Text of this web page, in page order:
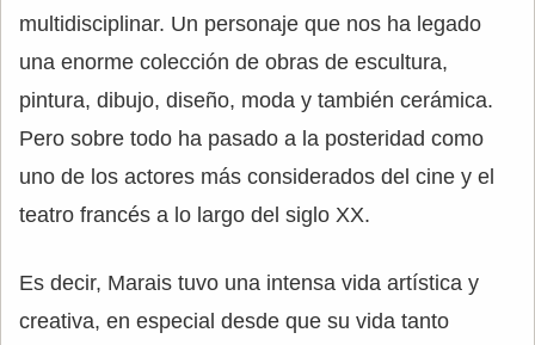
multidisciplinar. Un personaje que nos ha legado
una enorme colección de obras de escultura,
pintura, dibujo, diseño, moda y también cerámica.
Pero sobre todo ha pasado a la posteridad como
uno de los actores más considerados del cine y el
teatro francés a lo largo del siglo XX.
Es decir, Marais tuvo una intensa vida artística y
creativa, en especial desde que su vida tanto